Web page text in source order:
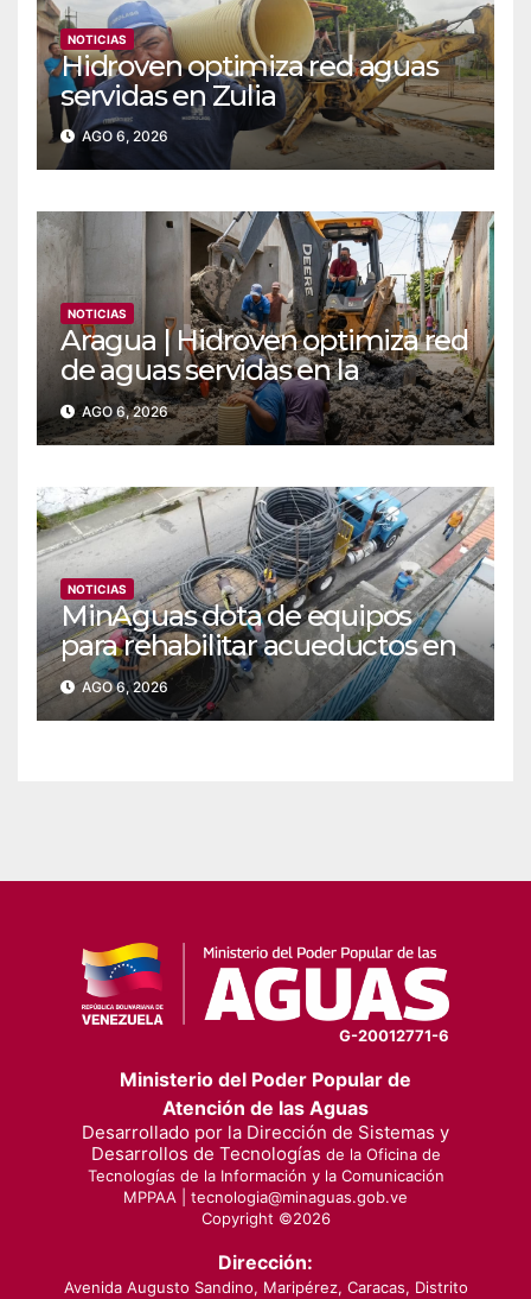
NOTICIAS
Hidroven optimiza red aguas
servidas en Zulia
AGO 6, 2026
NOTICIAS
Aragua | Hidroven optimiza red
de aguas servidas en la
comunidad Doña Paula de
Maracay
AGO 6, 2026
NOTICIAS
MinAguas dota de equipos
para rehabilitar acueductos en
el municipio Bolívar de Yaracuy‎
AGO 6, 2026
G-20012771-6
Ministerio del Poder Popular de
Atención de las Aguas
Desarrollado por la Dirección de Sistemas y
Desarrollos de Tecnologías de la Oficina de
Tecnologías de la Información y la Comunicación
MPPAA | tecnologia@minaguas.gob.ve
Copyright ©2026
Dirección:
Avenida Augusto Sandino, Maripérez, Caracas, Distrito